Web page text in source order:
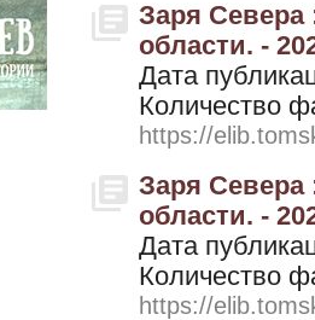
Заря Севера
области. -
Дата
Количество
https://
Заря Севера
области. -
Дата
Количество
https://